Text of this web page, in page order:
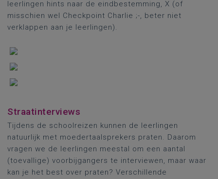
leerlingen hints naar de eindbestemming, X (of
misschien wel Checkpoint Charlie ;-, beter niet
verklappen aan je leerlingen).
Straatinterviews
Tijdens de schoolreizen kunnen de leerlingen
natuurlijk met moedertaalsprekers praten. Daarom
vragen we de leerlingen meestal om een aantal
(toevallige) voorbijgangers te interviewen, maar waar
kan je het best over praten? Verschillende